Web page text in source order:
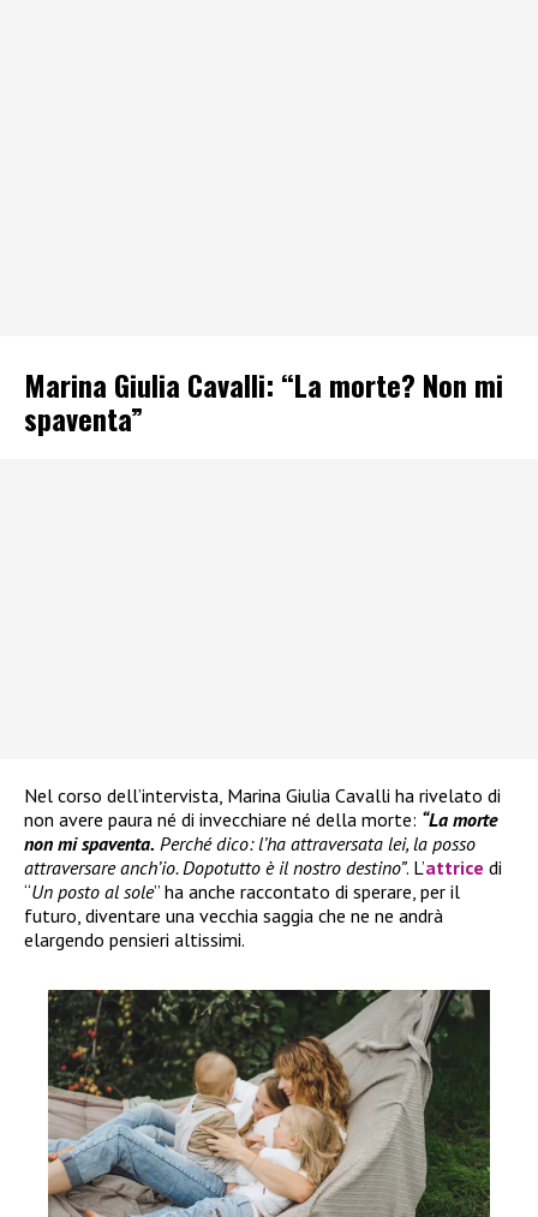
Marina Giulia Cavalli: “La morte? Non mi
spaventa”
Nel corso dell’intervista, Marina Giulia Cavalli ha rivelato di
non avere paura né di invecchiare né della morte: “La morte
non mi spaventa. Perché dico: l’ha attraversata lei, la posso
attraversare anch’io. Dopotutto è il nostro destino”. L’attrice di
“Un posto al sole” ha anche raccontato di sperare, per il
futuro, diventare una vecchia saggia che ne ne andrà
elargendo pensieri altissimi.